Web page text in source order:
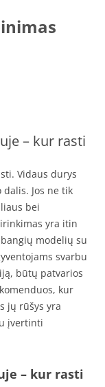
– kur rasti
Vidaus durys
Jos ne tik
bei
yra itin
modelių su
svarbu
būtų patvarios
kur
jų rūšys yra
įvertinti
– kur rasti